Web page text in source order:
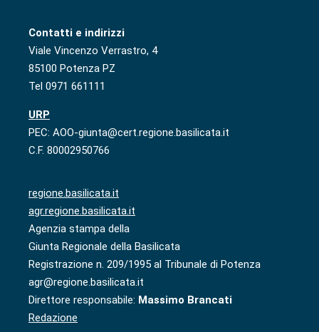
Contatti e indirizzi
Viale Vincenzo Verrastro, 4
85100 Potenza PZ
Tel 0971 661111
URP
PEC: AOO-giunta@cert.regione.basilicata.it
C.F. 80002950766
regione.basilicata.it
agr.regione.basilicata.it
Agenzia stampa della
Giunta Regionale della Basilicata
Registrazione n. 209/1995 al Tribunale di Potenza
agr@regione.basilicata.it
Direttore responsabile: Massimo Brancati
Redazione